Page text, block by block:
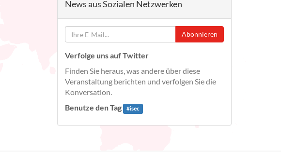
News aus Sozialen Netzwerken
Abonnieren
Verfolge uns auf Twitter
Finden Sie heraus, was andere über diese
Veranstaltung berichten und verfolgen Sie die
Konversation.
Benutze den Tag
#isec